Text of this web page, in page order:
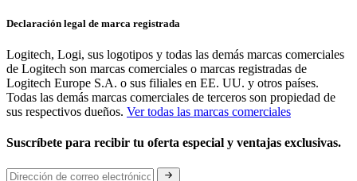
Declaración legal de marca registrada
Logitech, Logi, sus logotipos y todas las demás marcas comerciales
de Logitech son marcas comerciales o marcas registradas de
Logitech Europe S.A. o sus filiales en EE. UU. y otros países.
Todas las demás marcas comerciales de terceros son propiedad de
sus respectivos dueños. Ver todas las marcas comerciales
Suscríbete para recibir tu oferta especial y ventajas exclusivas.